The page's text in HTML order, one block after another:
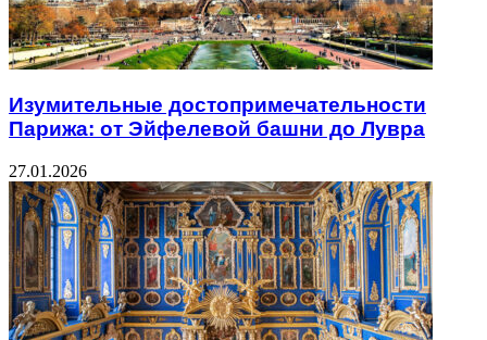
Изумительные достопримечательности
Парижа: от Эйфелевой башни до Лувра
27.01.2026